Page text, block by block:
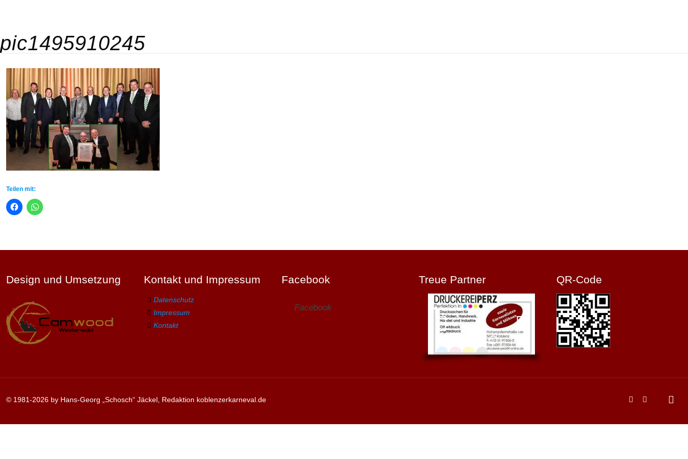
pic1495910245
Teilen mit:
Design und Umsetzung Kontakt und Impressum
Datenschutz
Impressum
Kontakt
Facebook
Facebook
Treue Partner QR-Code
© 1981-2026 by Hans-Georg „Schosch“ Jäckel, Redaktion koblenzerkarneval.de